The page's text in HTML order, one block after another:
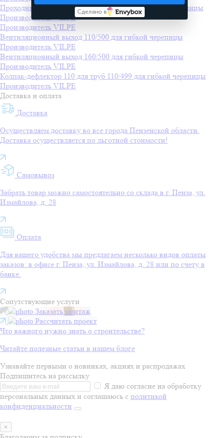
Проходные элементы для труб 110/160 для гибкой черепицы
Производитель VILPE
Производитель VILPE
Вентиляционный выход 110/500 для гибкой черепицы
Производитель VILPE
Вентиляционный выход 160/500 для гибкой черепицы
Производитель VILPE
Колпак-дефлектор 110 для труб 110/499 для гибкой черепицы
Производитель VILPE
Доставка и оплата
Доставка
Осуществляем доставку во все города Пензенской области.
Доставка осуществляется по льготной стоимости!
Самовывоз
Забрать товар можно самостоятельно со склада в г. Пенза, ул.
Измайлова, д. 28
Оплата
Для вашего удобства мы предлагаем несколько видов оплаты
заказов: в офисе г. Пенза, ул. Измайлова, д. 28 или по счету в
банке.
Сопутствующие услуги
Заказать монтаж
Рассчитать проект
Что важного нужно знать о строительстве?
Читайте полезные статьи в нашем блоге
Узнавайте первыми о новинках, акциях и распродажах
Подпишитесь на рассылку
Я даю согласие на обработку
персональных данных и соглашаюсь с политикой
конфиденциальности
×
Сделано в